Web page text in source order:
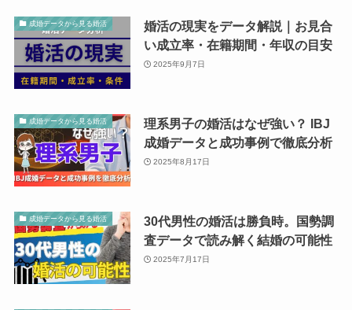
成婚データから見る婚活
婚活の現実をデータ解説｜お見合
い成立率・在籍期間・年収の目安
2025年9月7日
成婚データから見る婚活
理系男子の婚活はなぜ強い？ IBJ
成婚データと成功事例で徹底分析
2025年8月17日
成婚データから見る婚活
30代男性の婚活は勝負時。国勢調
査データで読み解く結婚の可能性
2025年7月17日